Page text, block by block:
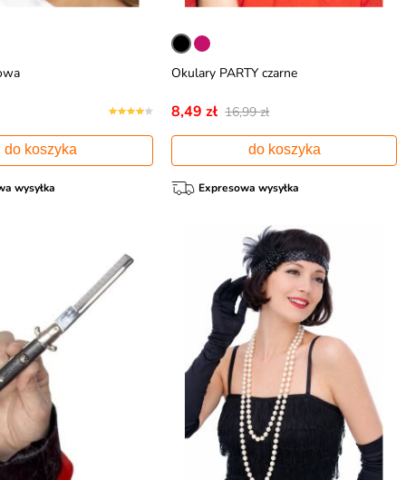
do koszyka
wysyłka
Okulary PARTY czarne
8,49 zł 16,99 zł
do koszyka
Expresowa wysyłka